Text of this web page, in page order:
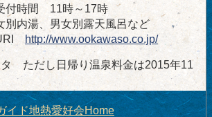
付時間 11時～17時
内湯、男女別露天風呂など
http://www.ookawaso.co.jp/
タ ただし日帰り温泉料金は2015年11
イド地熱愛好会Home